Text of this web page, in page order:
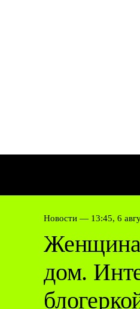
Новости — 13:45, 6
дом.